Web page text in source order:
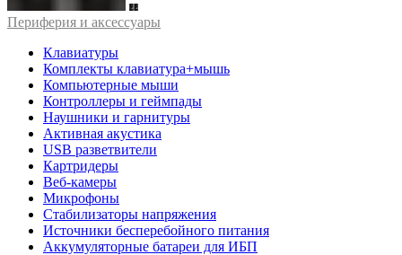
Периферия и аксессуары
Клавиатуры
Комплекты клавиатура+мышь
Компьютерные мыши
Контроллеры и геймпады
Наушники и гарнитуры
Активная акустика
USB разветвители
Картридеры
Веб-камеры
Микрофоны
Стабилизаторы напряжения
Источники бесперебойного питания
Аккумуляторные батареи для ИБП